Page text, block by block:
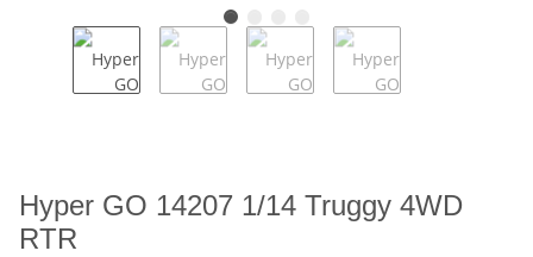
Hyper GO 14207 1/14 Truggy 4WD
RTR